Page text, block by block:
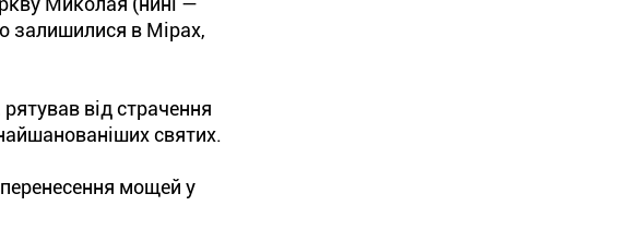
залишилися в Мірах,
від страчення
святих.
мощей у